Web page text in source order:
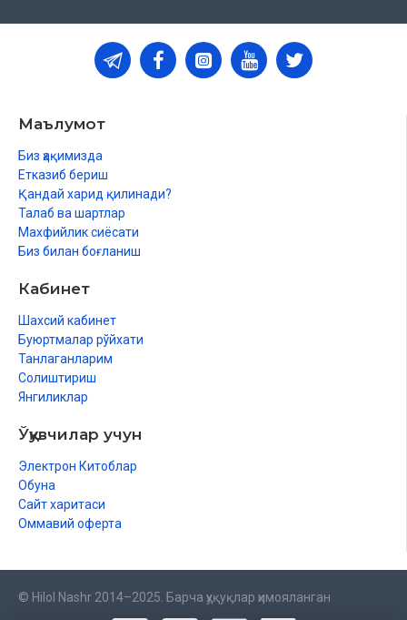
Маълумот
Биз ҳақимизда
Етказиб бериш
Қандай харид қилинади?
Талаб ва шартлар
Махфийлик сиёсати
Биз билан боғланиш
Кабинет
Шахсий кабинет
Буюртмалар рўйхати
Танлаганларим
Солиштириш
Янгиликлар
Ўқувчилар учун
Электрон Китоблар
Обуна
Сайт харитаси
Оммавий оферта
© Hilol Nashr 2014–2025. Барча ҳуқуқлар ҳимояланган